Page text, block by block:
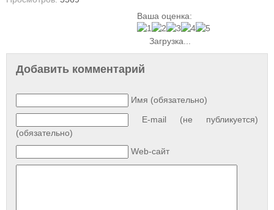
Ваша оценка:
Загрузка...
Добавить комментарий
Имя (обязательно)
E-mail (не публикуется)
(обязательно)
Web-сайт